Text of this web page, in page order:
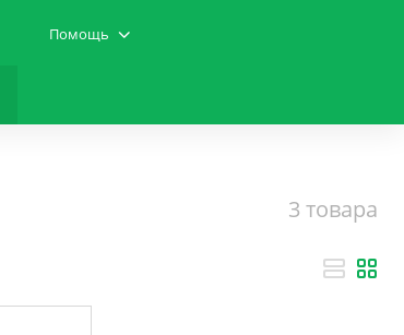
Помощь
3 товара